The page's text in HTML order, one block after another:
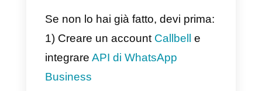
di vendita e supporto di
rispondere in modo più rapido ed
efficace ai clienti senza dover